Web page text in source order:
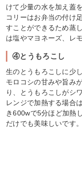
けて少量の水を加え蓋
コリーはお弁当の付け
すことができるため蒸
は塩やマヨネーズ、レ
④とうもろこし
生のとうもろこしに少
モロコシの甘みや旨み
り、とうもろこしがシ
レンジで加熱する場合
き600wで5分ほど加熱
だけでも美味しいです。